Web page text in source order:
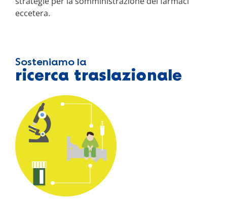
eccetera.
Sosteniamo la
ricerca traslazionale